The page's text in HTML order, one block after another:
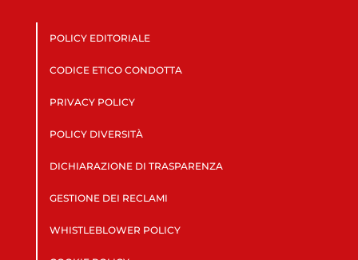
POLICY EDITORIALE
CODICE ETICO CONDOTTA
PRIVACY POLICY
POLICY DIVERSITÀ
DICHIARAZIONE DI TRASPARENZA
GESTIONE DEI RECLAMI
WHISTLEBLOWER POLICY